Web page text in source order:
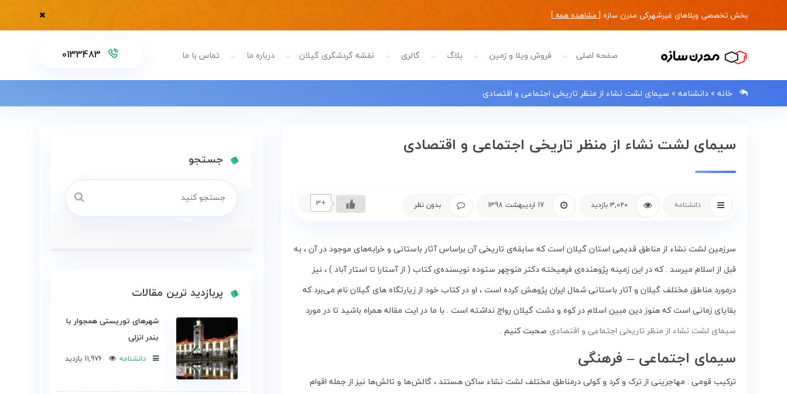
بخش تخصصی ویلاهای غیرشهرکی مدرن سازه [مشاهده همه]
صفحه اصلی فروش ویلا و زمین بلاگ گالری نقشه گردشگری گیلان درباره ما تماس با ما 0133483
خانه » دانشنامه » سیمای لشت نشاء از منظر تاریخی اجتماعی و اقتصادی
سیمای لشت نشاء از منظر تاریخی اجتماعی و اقتصادی
دانشنامه 3,020 بازدید 17 اردیبهشت 1398 بدون نظر +3
سرزمین‌ لشت‌ نشاء از مناطق‌ قدیمی‌ استان گیلان‌ است‌ که‌ سابقه‌ی‌ تاریخی‌ آن‌ براساس‌ آثار باستانی‌ و خرابه‌های‌ موجود در آن‌ ، به‌
قبل‌ از اسلام‌ میرسد . که در این زمینه پژوهنده‌ی‌ فرهیخته‌ دکتر منوچهر ستوده‌ نویسنده‌ی‌ کتاب‌ ( از آستارا تا استار آباد ) ، نیز‌
درمورد مناطق‌ مختلف‌ گیلان‌ و آثار باستانی‌ شمال‌ ایران پژوهش کرده است ، او در کتاب خود از زیارتگاه ها‌ی گیلان‌ نام‌ می‌برد که‌
بقایای‌ زمانی‌ است‌ که‌ هنوز دین‌ مبین‌ اسلام‌ در کوه‌ و دشت‌ گیلان‌ رواج‌ نداشته‌ است . با ما در ایت مقاله همراه باشید تا در مورد
سیمای لشت نشاء از منظر تاریخی اجتماعی و اقتصادی صحبت کنیم .
سیمای‌ اجتماعی‌ – فرهنگی‌
ترکیب‌ قومی : مهاجرینی‌ از ترک‌ و کرد و کولی‌ درمناطق‌ مختلف‌ لشت‌ نشاء ساکن‌ هستند ، گالش‌ها و تالش‌ها نیز از جمله‌ اقوام‌
جستجو
پربازدید ترین مقالات
شهرهای توریستی همجوار با
بندر انزلی
دانشنامه 11,976 بازدید